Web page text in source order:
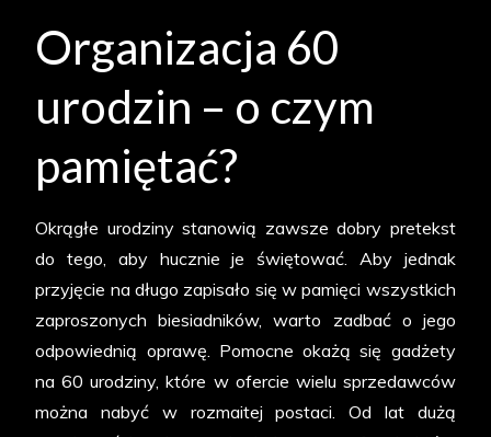
Organizacja 60
urodzin – o czym
pamiętać?
Okrągłe urodziny stanowią zawsze dobry pretekst
do tego, aby hucznie je świętować. Aby jednak
przyjęcie na długo zapisało się w pamięci wszystkich
zaproszonych biesiadników, warto zadbać o jego
odpowiednią oprawę. Pomocne okażą się gadżety
na 60 urodziny, które w ofercie wielu sprzedawców
można nabyć w rozmaitej postaci. Od lat dużą